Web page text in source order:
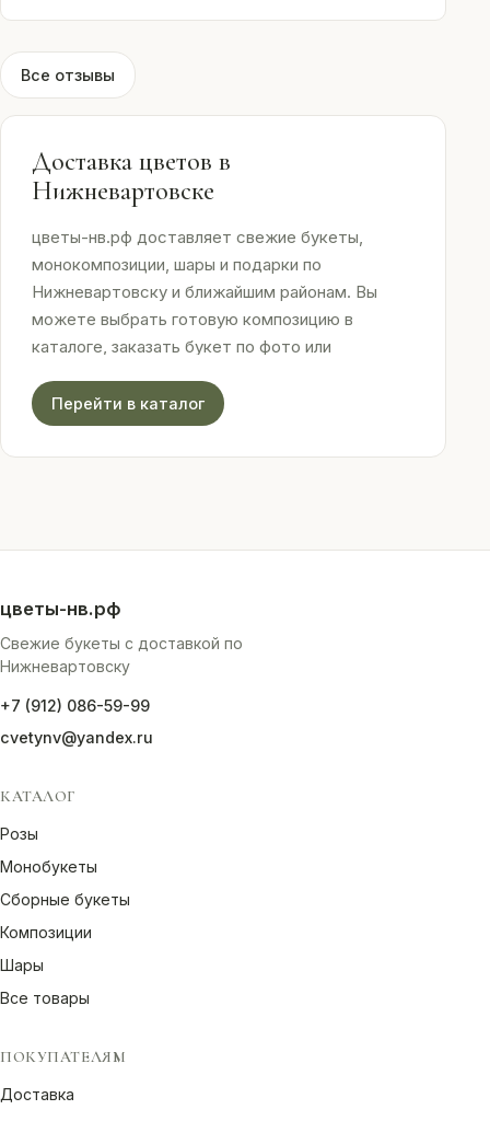
Все отзывы
Доставка цветов в
Нижневартовске
цветы-нв.рф доставляет свежие букеты,
монокомпозиции, шары и подарки по
Нижневартовску и ближайшим районам. Вы
можете выбрать готовую композицию в
каталоге, заказать букет по фото или
Мы работаем с живыми цветами, отправляем
Перейти в каталог
цветы-нв.рф
Свежие букеты с доставкой по
Нижневартовску
+7 (912) 086-59-99
cvetynv@yandex.ru
КАТАЛОГ
Розы
Монобукеты
Сборные букеты
Композиции
Шары
Все товары
ПОКУПАТЕЛЯМ
Доставка